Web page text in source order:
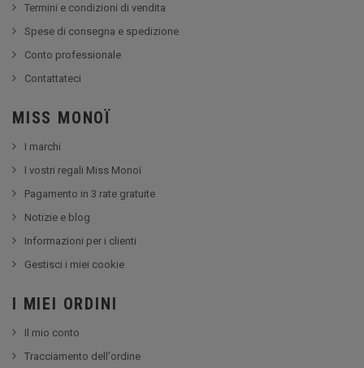
Termini e condizioni di vendita
Spese di consegna e spedizione
Conto professionale
Contattateci
MISS MONOÏ
I marchi
I vostri regali Miss Monoï
Pagamento in 3 rate gratuite
Notizie e blog
Informazioni per i clienti
Gestisci i miei cookie
I MIEI ORDINI
Il mio conto
Tracciamento dell'ordine